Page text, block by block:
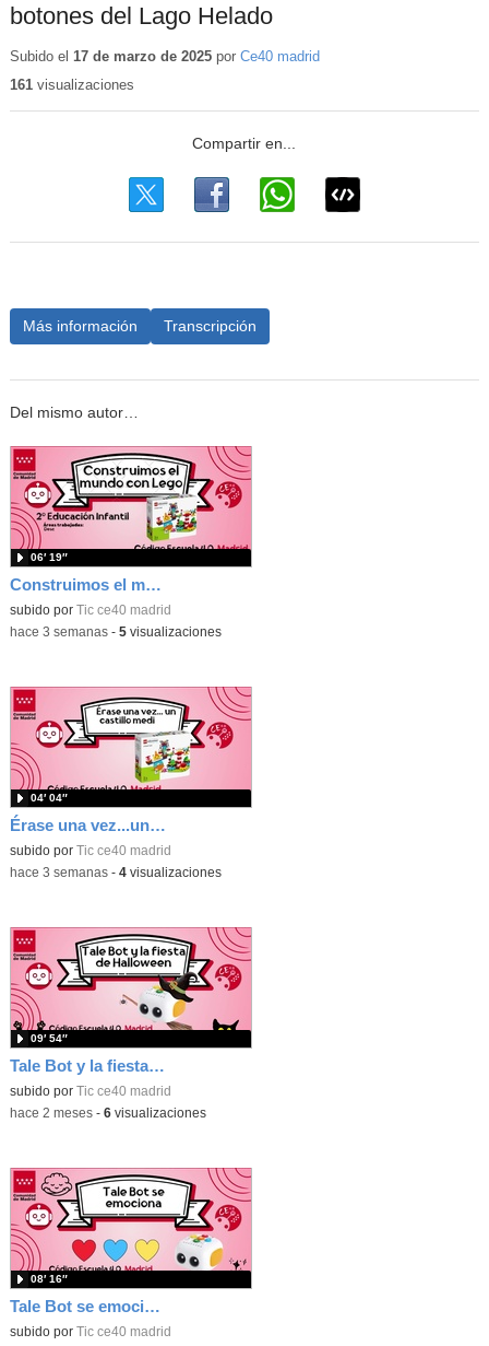
botones del Lago Helado
Subido el 17 de marzo de 2025por Ce40 madrid
161visualizaciones
Más información Transcripción
Del mismo autor…
Construimos el mundo con Lego
subido por Tic ce40 madrid
06′ 19″
-hace 3 semanas- 5visualizaciones
Érase una vez...un castillo medieval
subido por Tic ce40 madrid
04′ 04″
-hace 3 semanas- 4visualizaciones
Tale Bot y la fiesta de Halloween
subido por Tic ce40 madrid
09′ 54″
-hace 2 meses- 6visualizaciones
Tale Bot se emociona
subido por Tic ce40 madrid
08′ 16″